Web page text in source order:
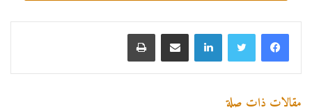
شهادة عدم العمل بالنسبة للناجحين بدون عمل.
استمارة التسجيل في الدكتوراه
مقالات ذات صلة